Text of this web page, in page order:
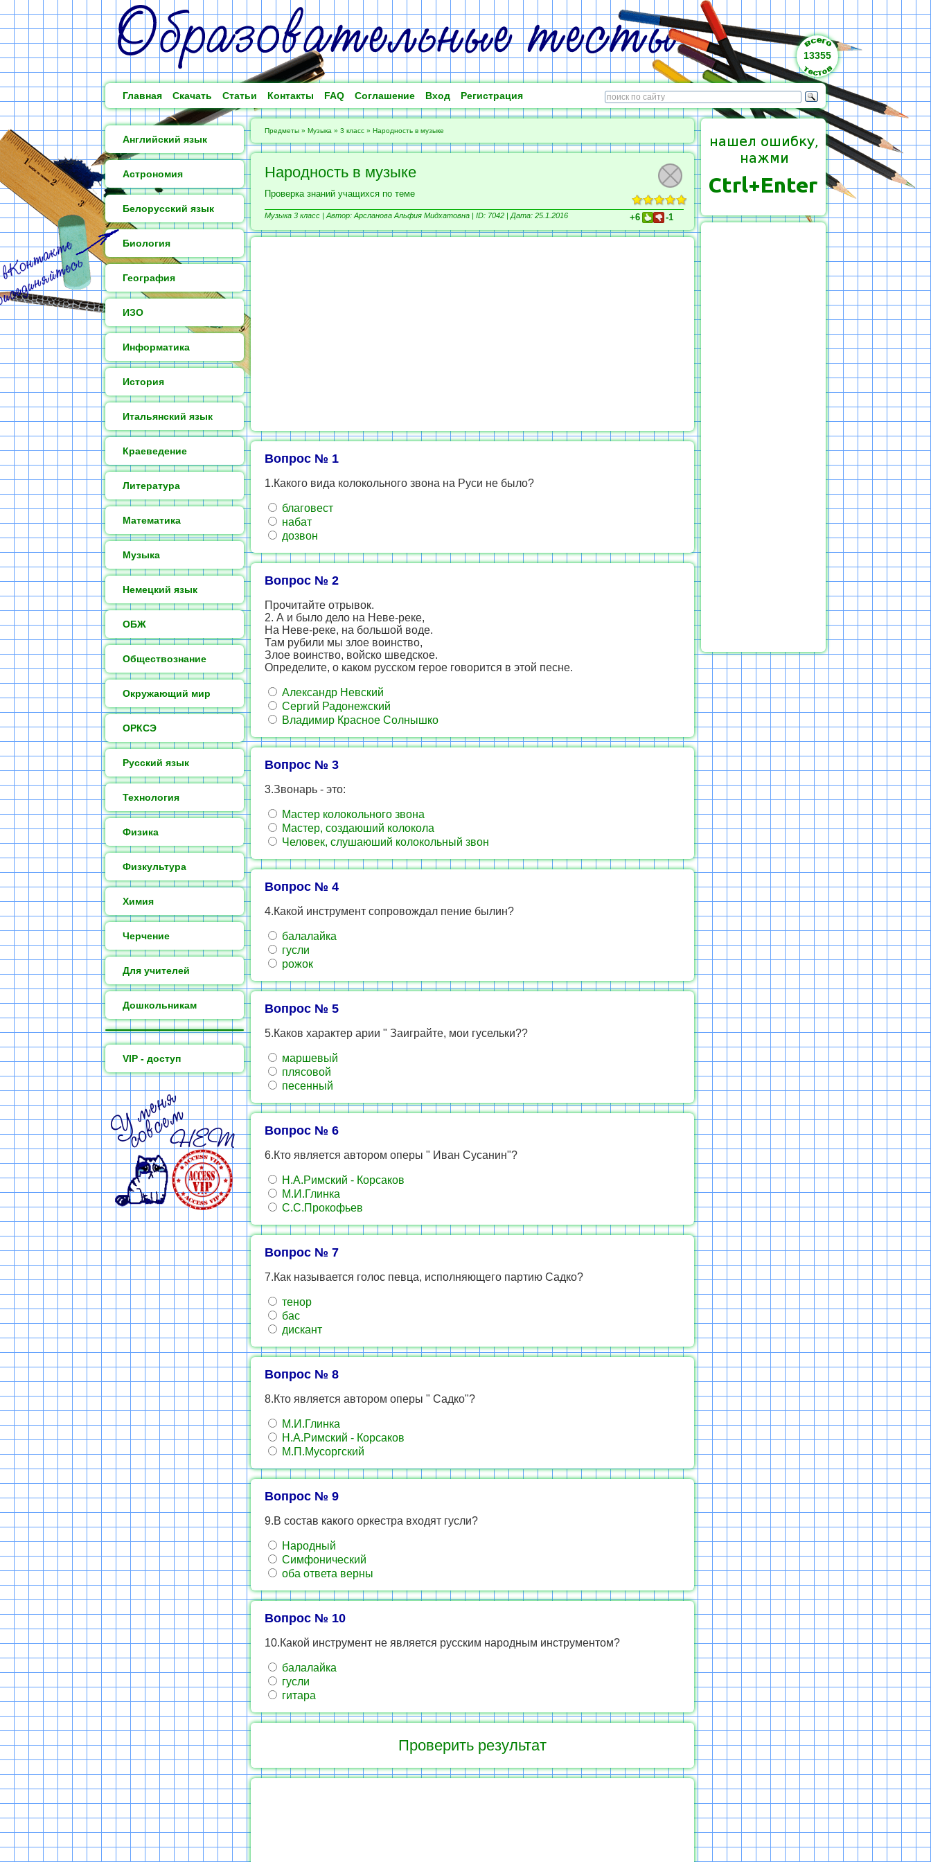
13355
Главная Скачать Статьи Контакты FAQ Соглашение Вход Регистрация
Английский язык
Астрономия
Белорусский язык
Биология
География
ИЗО
Информатика
История
Итальянский язык
Краеведение
Литература
Математика
Музыка
Немецкий язык
ОБЖ
Обществознание
Окружающий мир
ОРКСЭ
Русский язык
Технология
Физика
Физкультура
Химия
Черчение
Для учителей
Дошкольникам
VIP - доступ
Предметы » Музыка » 3 класс » Народность в музыке
Народность в музыке
Проверка знаний учащихся по теме
Музыка 3 класс | Автор: Арсланова Альфия Мидхатовна | ID: 7042 | Дата: 25.1.2016 +6 -1
Вопрос № 1
1.Какого вида колокольного звона на Руси не было?
благовест
набат
дозвон
Вопрос № 2
Прочитайте отрывок.
2. А и было дело на Неве-реке,
На Неве-реке, на большой воде.
Там рубили мы злое воинство,
Злое воинство, войско шведское.
Определите, о каком русском герое говорится в этой песне.
Александр Невский
Сергий Радонежский
Владимир Красное Солнышко
Вопрос № 3
3.Звонарь - это:
Мастер колокольного звона
Мастер, создаюший колокола
Человек, слушаюший колокольный звон
Вопрос № 4
4.Какой инструмент сопровождал пение былин?
балалайка
гусли
рожок
Вопрос № 5
5.Каков характер арии " Заиграйте, мои гусельки??
маршевый
плясовой
песенный
Вопрос № 6
6.Кто является автором оперы " Иван Сусанин"?
Н.А.Римский - Корсаков
М.И.Глинка
С.С.Прокофьев
Вопрос № 7
7.Как называется голос певца, исполняющего партию Садко?
тенор
бас
дискант
Вопрос № 8
8.Кто является автором оперы " Садко"?
М.И.Глинка
Н.А.Римский - Корсаков
М.П.Мусоргский
Вопрос № 9
9.В состав какого оркестра входят гусли?
Народный
Симфонический
оба ответа верны
Вопрос № 10
10.Какой инструмент не является русским народным инструментом?
балалайка
гусли
гитара